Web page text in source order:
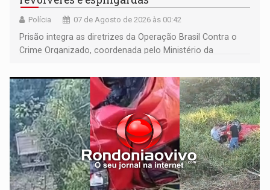
Polícia 07 de Agosto de 2026 às 00:42
Prisão integra as diretrizes da Operação Brasil Contra o
Crime Organizado, coordenada pelo Ministério da